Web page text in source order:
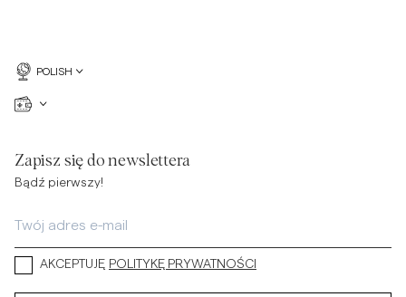
POLISH
Zapisz się do newslettera
Bądź pierwszy!
AKCEPTUJĘ POLITYKĘ PRYWATNOŚCI